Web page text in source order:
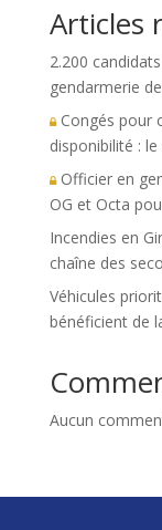
Articles
2.200
gendarmerie
Congés pour
disponibilité :
Officier en
OG et Octa
Incendies en
chaîne des
Véhicules
bénéficient de
Aucun